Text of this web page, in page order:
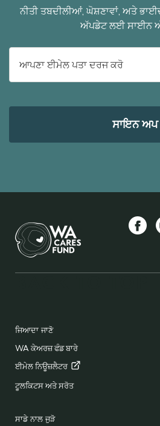
ਨੀਤੀ ਤਬਦੀਲੀਆਂ, ਘੋਸ਼ਣਾਵਾਂ, ਅਤੇ
ਅੱਪਡੇਟ ਲਈ ਸਾਈਨ
ਮੇਲ
ਐਡਰੈੱਸ
ਜਿਆਦਾ ਜਾਣੋ
WA ਕੇਅਰਜ਼ ਫੰਡ ਬਾਰੇ
ਈਮੇਲਨਿਊਜ਼ਲੈਟਰ
ਟੂਲਕਿਟਸ ਅਤੇ ਸਰੋਤ
ਸਾਡੇ ਨਾਲ ਜੁੜੋ